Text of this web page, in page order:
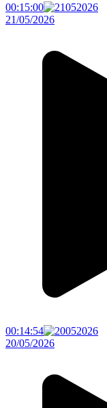
00:15:00
21/05/2026
00:14:54
20/05/2026